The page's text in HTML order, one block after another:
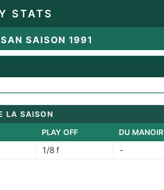
STATS
SAISON 1991
LA SAISON
PLAY OFF DU MANOIR
1/8 f -